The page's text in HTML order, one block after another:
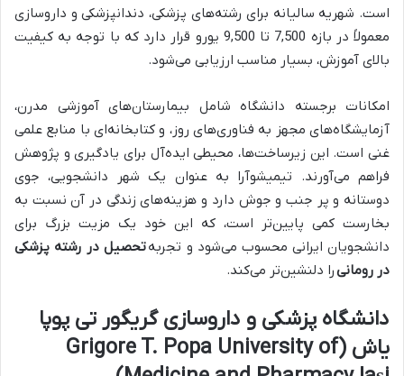
است. شهریه سالیانه برای رشته‌های پزشکی، دندانپزشکی و داروسازی
معمولاً در بازه 7,500 تا 9,500 یورو قرار دارد که با توجه به کیفیت
بالای آموزش، بسیار مناسب ارزیابی می‌شود.
امکانات برجسته دانشگاه شامل بیمارستان‌های آموزشی مدرن،
آزمایشگاه‌های مجهز به فناوری‌های روز، و کتابخانه‌ای با منابع علمی
غنی است. این زیرساخت‌ها، محیطی ایده‌آل برای یادگیری و پژوهش
فراهم می‌آورند. تیمیشوآرا به عنوان یک شهر دانشجویی، جوی
دوستانه و پر جنب و جوش دارد و هزینه‌های زندگی در آن نسبت به
بخارست کمی پایین‌تر است، که این خود یک مزیت بزرگ برای
دانشجویان ایرانی محسوب می‌شود و تجربهتحصیل در رشته پزشکی
در رومانیرا دلنشین‌تر می‌کند.
دانشگاه پزشکی و داروسازی گریگور تی پوپا
یاش (Grigore T. Popa University of